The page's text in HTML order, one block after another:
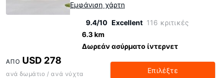
Εμφάνιση χάρτη
9.4/10 Excellent 116 κριτικές
6.3 km
Δωρεάν ασύρματο ίντερνετ
ΑΠΌ USD 278
ανά δωμάτιο / ανά νύχτα Επιλέξτε